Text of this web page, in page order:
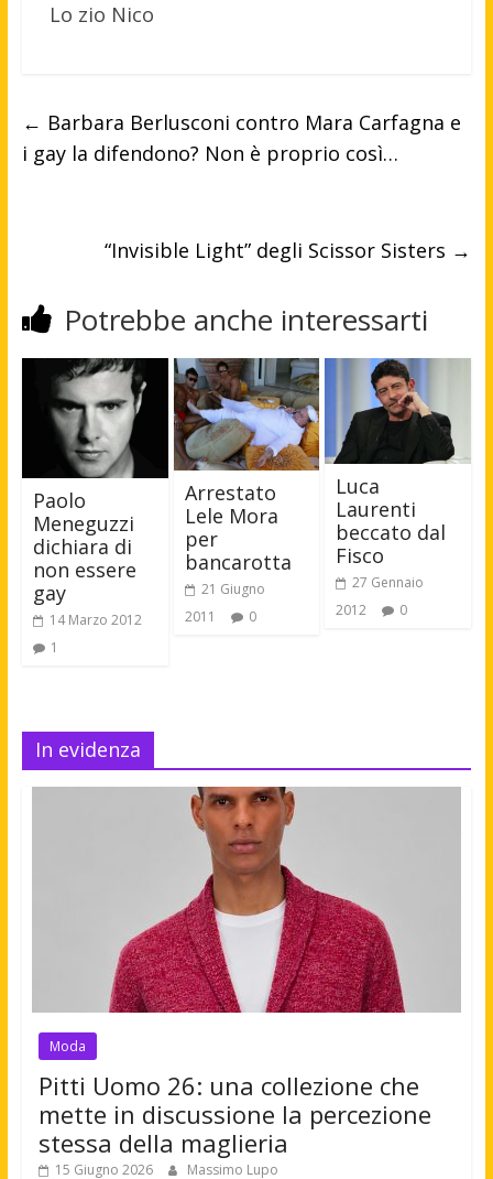
Lo zio Nico
← Barbara Berlusconi contro Mara Carfagna e
i gay la difendono? Non è proprio così…
“Invisible Light” degli Scissor Sisters →
Potrebbe anche interessarti
Paolo
Meneguzzi
dichiara di
non essere
gay
14 Marzo 2012
1
Arrestato
Lele Mora
per
bancarotta
21 Giugno
2011
0
Luca
Laurenti
beccato dal
Fisco
27 Gennaio
2012
0
In evidenza
Moda
Pitti Uomo 26: una collezione che
mette in discussione la percezione
stessa della maglieria
15 Giugno 2026 Massimo Lupo